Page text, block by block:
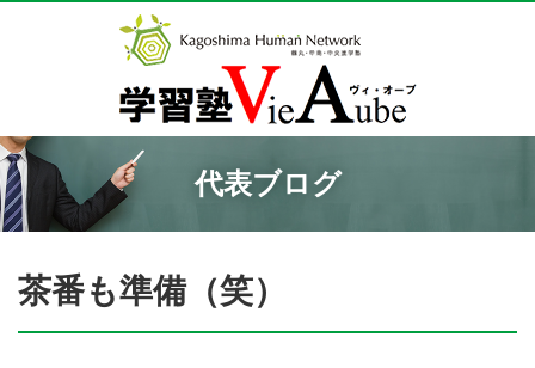
代表ブログ
茶番も準備（笑）